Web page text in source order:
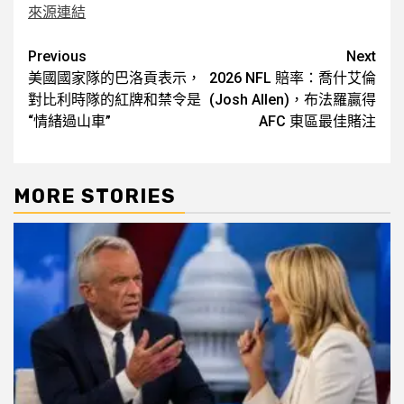
來源連結
Post
navigation
Previous
美國國家隊的巴洛貢表示，
對比利時隊的紅牌和禁令是
“情緒過山車”
Next
2026 NFL 賠率：喬什艾倫
(Josh Allen)，布法羅贏得
AFC 東區最佳賭注
MORE STORIES